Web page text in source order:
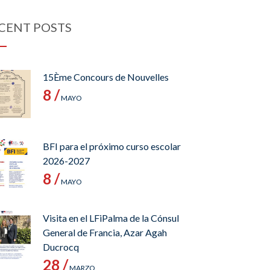
POSTS
15Ème Concours de Nouvelles
8 /MAYO
BFI para el próximo curso escolar
2026-2027
8 /MAYO
Visita en el LFiPalma de la Cónsul
General de Francia, Azar Agah
Ducrocq
28 /MARZO